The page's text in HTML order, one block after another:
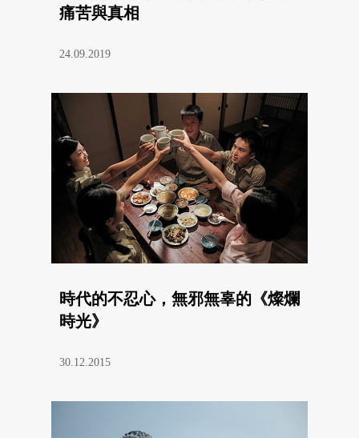
痛苦與真相
24.09.2019
時代的不忍心，無邪無辜的《燦爛
時光》
30.12.2015